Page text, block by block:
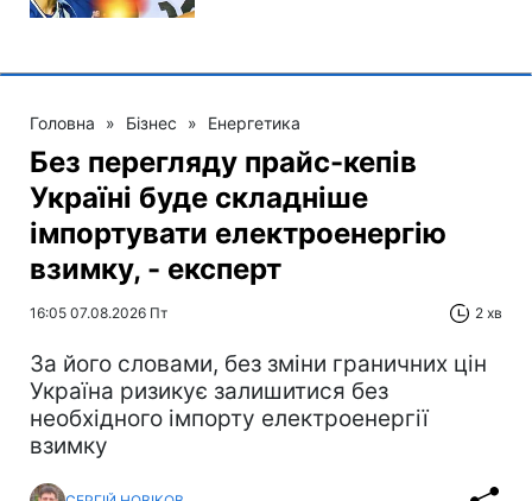
Головна » Бізнес » Енергетика
Без перегляду прайс-кепів
Україні буде складніше
імпортувати електроенергію
взимку, - експерт
16:05 07.08.2026 Пт 2 хв
За його словами, без зміни граничних цін
Україна ризикує залишитися без
необхідного імпорту електроенергії
взимку